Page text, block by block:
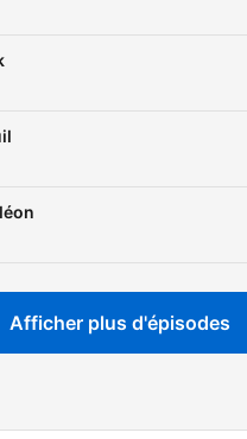
Afficher plus d'épisodes